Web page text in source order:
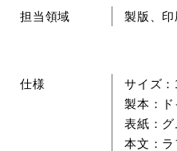
担当領域 製版、印
仕様
サイズ
製本：
表紙：
本文：